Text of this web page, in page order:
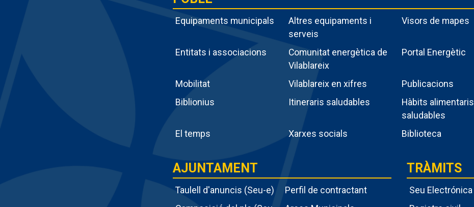
Menú
intern
Equipaments municipals
Altres equipaments i
serveis
Visors de mapes
Entitats i associacions
Comunitat energètica de
Vilablareix
Portal Energètic
Mobilitat
Vilablareix en xifres Publicacions
Biblionius
Itineraris saludables
Hàbits alimentaris
saludables
El temps Xarxes socials Biblioteca
TRÀMITS
Seu Electrónica
AJUNTAMENT
Taulell d'anuncis (Seu-e)
Perfil de contractant